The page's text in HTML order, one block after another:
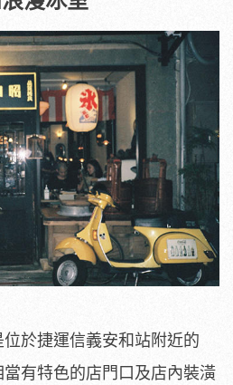
於捷運信義安和站附近的
當有特色的店門口及店內裝潢